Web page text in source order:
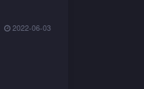
2022-06-03